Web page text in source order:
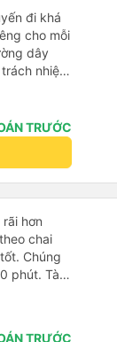
일거같구
요. 다른 승
173 기준
만은 없었
đi khá
cho mỗi
dây
nhiệm
-0.5 sao
ty,
và đến
để
(Nhờ
đi bằng ô
một
nóng
dụng
TRƯỚC
hơn
chai
Chúng
phút. Tài
quá
vì đã đặt
TRƯỚC